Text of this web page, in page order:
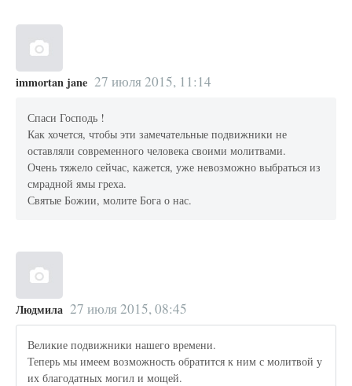
immortan jane 27 июля 2015, 11:14
Спаси Господь !
Как хочется, чтобы эти замечательные подвижники не
оставляли современного человека своими молитвами.
Очень тяжело сейчас, кажется, уже невозможно выбраться из
смрадной ямы греха.
Святые Божии, молите Бога о нас.
Людмила 27 июля 2015, 08:45
Великие подвижники нашего времени.
Теперь мы имеем возможность обратится к ним с молитвой у
их благодатных могил и мощей.